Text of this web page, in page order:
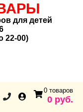
для детей
22-00)
0 товаров
0 руб.